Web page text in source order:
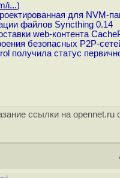
i...)
для NVM-
файлов Syncthing 0.14
web-контента
безопасных P2P-
получила статус
ссылки на opennet.ru